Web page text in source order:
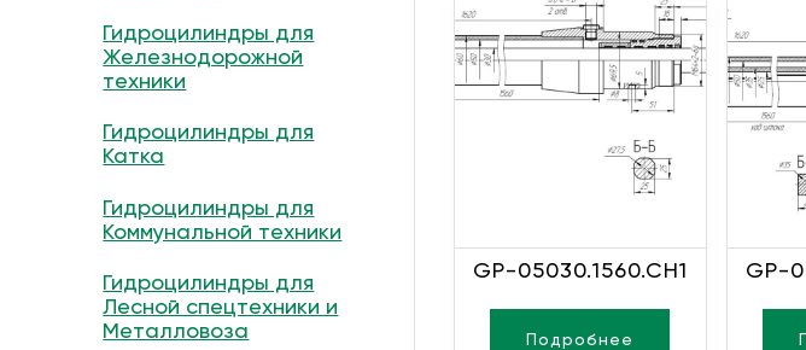
Гидроцилиндры для
Железнодорожной
техники
Гидроцилиндры для
Катка
Гидроцилиндры для
Коммунальной техники
Гидроцилиндры для
Лесной спецтехники и
Металловоза
GP-05030.1560.CH1
Подробнее
GP-